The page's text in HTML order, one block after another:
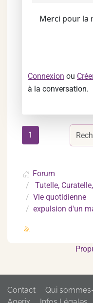
Merci pour la
Connexion ou
à la conversation.
1
Forum
Tutelle,
Vie quotidienne
expulsion d'un
Contact Qui